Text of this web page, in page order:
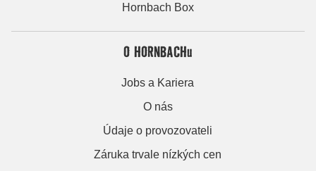
Hornbach Box
O HORNBACHu
Jobs a Kariera
O nás
Údaje o provozovateli
Záruka trvale nízkých cen